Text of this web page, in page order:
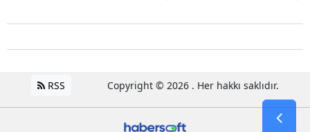
RSS Copyright © 2026 . Her hakkı saklıdır.